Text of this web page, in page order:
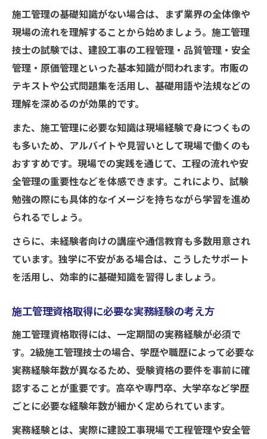
施工管理の基礎知識がない場合は、まず業界の全体像や
現場の流れを理解することから始めましょう。施工管理
技士の試験では、建設工事の工程管理・品質管理・安全
管理・原価管理といった基本知識が問われます。市販の
テキストや公式問題集を活用し、基礎用語や法規などの
理解を深めるのが効果的です。
また、施工管理に必要な知識は現場経験で身につくもの
も多いため、アルバイトや見習いとして現場で働くのも
おすすめです。現場での実践を通じて、工程の流れや安
全管理の重要性などを体感できます。これにより、試験
勉強の際にも具体的なイメージを持ちながら学習を進め
られるでしょう。
さらに、未経験者向けの講座や通信教育も多数用意され
ています。独学に不安がある場合は、こうしたサポート
を活用し、効率的に基礎知識を習得しましょう。
施工管理資格取得に必要な実務経験の考え方
施工管理資格取得には、一定期間の実務経験が必須で
す。2級施工管理技士の場合、学歴や職歴によって必要な
実務経験年数が異なるため、受験資格の要件を事前に確
認することが重要です。高卒や専門卒、大学卒など学歴
ごとに必要な経験年数が細かく定められています。
実務経験とは、実際に建設工事現場で工程管理や安全管